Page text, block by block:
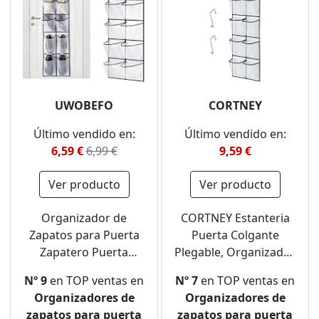
UWOBEFO
Último vendido en:
6,59 €6,99 €
Ver producto
Organizador de
Zapatos para Puerta
Zapatero Puerta
Colgante Puerta
Organizador Zapatos
Nº 9 en TOP ventas en
Organizadores de
zapatos para puerta
CORTNEY
Último vendido en:
9,59 €
Ver producto
CORTNEY Estanteria
Puerta Colgante
Plegable, Organizador
Colgante con 12
Bolsillos para Calzado,
Nº 7 en TOP ventas en
Organizadores de
zapatos para puerta